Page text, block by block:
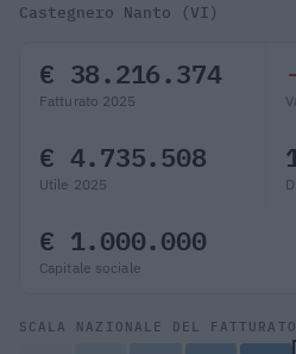
Castegnero Nanto (VI)
€ 38.216.374
Fatturato 2025
€ 4.735.508
Utile 2025
€ 1.000.000
Capitale sociale
SCALA NAZIONALE DEL FATTURATO